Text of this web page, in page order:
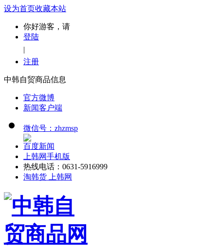
设为首页收藏本站
你好游客，请
登陆
|
注册
中韩自贸商品信息
官方微博
新闻客户端
微信号：zhzmsp
百度新闻
上韩网手机版
热线电话：0631-5916999
淘韩货 上韩网